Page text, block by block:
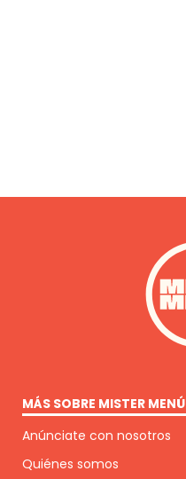
MÁS SOBRE MISTER MENÚ
Anúnciate con nosotros
Quiénes somos